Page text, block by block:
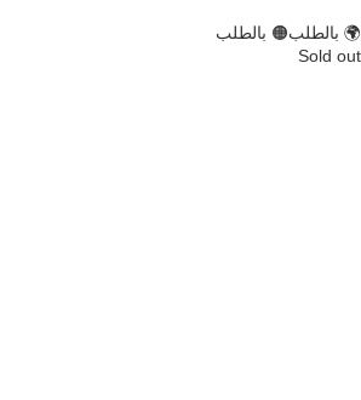
🌍 بالطلب🟠 بالطلب
Sold out